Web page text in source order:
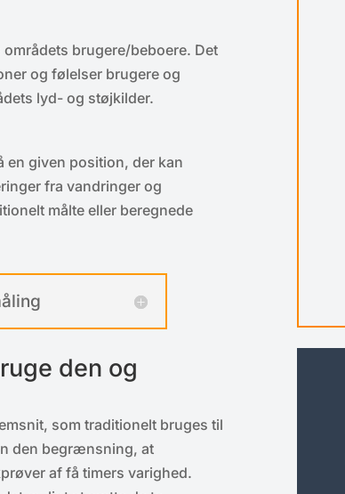
brugere/beboere. Det
og følelser brugere og
lyd- og støjkilder.
en given position, der kan
fra vandringer og
målte eller beregnede
den og
som traditionelt bruges til
den begrænsning, at
af få timers varighed.